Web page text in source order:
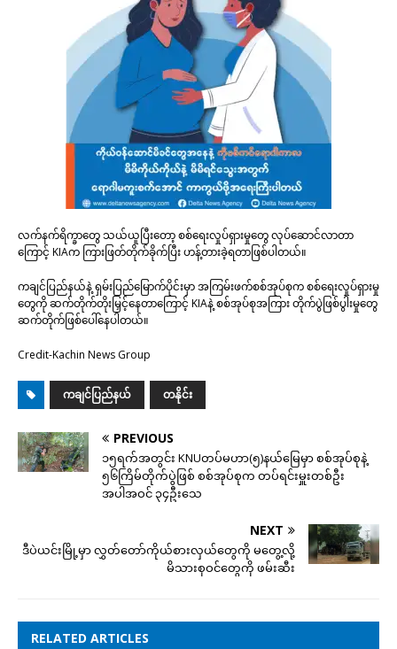
လက်နက်ရိက္ခာတွေ သယ်ယူပြီးတော့ စစ်ရေးလှုပ်ရှားမှုတွေ လုပ်ဆောင်လာတာ
ကြောင့် KIAက ကြားဖြတ်တိုက်ခိုက်ပြီး ဟန့်တားခဲ့ရတာဖြစ်ပါတယ်။
ကချင်ပြည်နယ်နဲ့ ရှမ်းပြည်မြောက်ပိုင်းမှာ အကြမ်းဖက်စစ်အုပ်စုက စစ်ရေးလှုပ်ရှားမှု
တွေကို ဆက်တိုက်တိုးမြှင့်နေတာကြောင့် KIAနဲ့ စစ်အုပ်စုအကြား တိုက်ပွဲဖြစ်ပွါးမှုတွေ
ဆက်တိုက်ဖြစ်ပေါ်နေပါတယ်။
Credit-Kachin News Group
ကချင်ပြည်နယ် တနိုင်း
PREVIOUS
၁၅ရက်အတွင်း KNUတပ်မဟာ(၅)နယ်မြေမှာ စစ်အုပ်စုနဲ့
၅၆ကြိမ်တိုက်ပွဲဖြစ် စစ်အုပ်စုက တပ်ရင်းမှူးတစ်ဦး
အပါအဝင် ၃၄ဦးသေ
NEXT
ဒီပဲယင်းမြို့မှာ လွှတ်တော်ကိုယ်စားလှယ်တွေကို မတွေ့လို့
မိသားစုဝင်တွေကို ဖမ်းဆီး
RELATED ARTICLES